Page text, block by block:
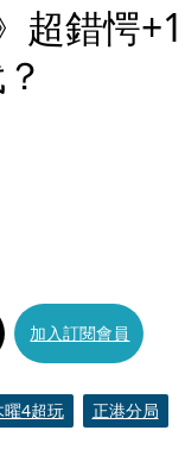
超錯愕
加入訂閱會員
曜4超玩 正港分局